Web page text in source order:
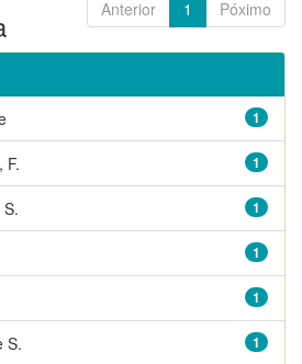
Anterior 1 Póximo
1
1
F.
1
1
1
1
S.